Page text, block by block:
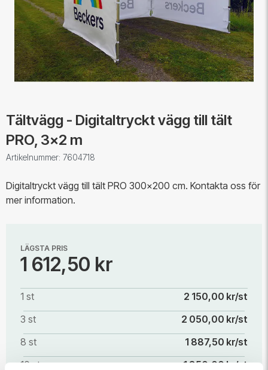
Tältvägg - Digitaltryckt vägg till tält
PRO, 3x2 m
Artikelnummer: 7604718
Digitaltryckt vägg till tält PRO 300x200 cm. Kontakta oss för
mer information.
LÄGSTA PRIS
1 612,50 kr
1 st
2 150,00 kr/st
3 st
2 050,00 kr/st
8 st
1 887,50 kr/st
10 st
1 850,00 kr/st